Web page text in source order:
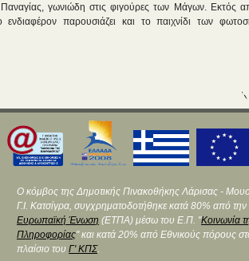
γωνιώδη στις φιγούρες των Μάγων. Εκτός
ενδιαφέρον παρουσιάζει και το παιχνίδι των
Ο κόμβος της Δημοτικής Πινακοθήκης Λάρισας -
Γ.Ι. Κατσίγρα, συγχρηματοδοτήθηκε κατά 80% από την
Ευρωπαϊκή Ένωση (ΕΤΠΑ) μέσω του Ε.Π. "Κοινωνία
Πληροφορίας" και κατά 20% από Εθνικούς πόρους
πλαίσιο του Γ' ΚΠΣ.